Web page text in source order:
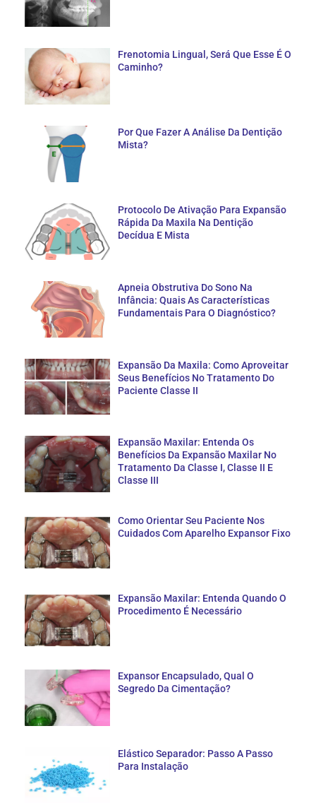
Frenotomia Lingual, Será Que Esse É O
Caminho?
Por Que Fazer A Análise Da Dentição
Mista?
Protocolo De Ativação Para Expansão
Rápida Da Maxila Na Dentição
Decídua E Mista
Apneia Obstrutiva Do Sono Na
Infância: Quais As Características
Fundamentais Para O Diagnóstico?
Expansão Da Maxila: Como Aproveitar
Seus Benefícios No Tratamento Do
Paciente Classe II
Expansão Maxilar: Entenda Os
Benefícios Da Expansão Maxilar No
Tratamento Da Classe I, Classe II E
Classe III
Como Orientar Seu Paciente Nos
Cuidados Com Aparelho Expansor Fixo
Expansão Maxilar: Entenda Quando O
Procedimento É Necessário
Expansor Encapsulado, Qual O
Segredo Da Cimentação?
Elástico Separador: Passo A Passo
Para Instalação